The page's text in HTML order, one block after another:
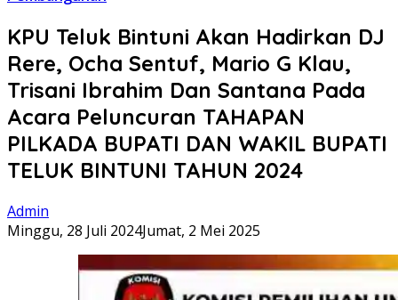
KPU Teluk Bintuni Akan Hadirkan DJ
Rere, Ocha Sentuf, Mario G Klau,
Trisani Ibrahim Dan Santana Pada
Acara Peluncuran TAHAPAN
PILKADA BUPATI DAN WAKIL BUPATI
TELUK BINTUNI TAHUN 2024
Admin
Minggu, 28 Juli 2024Jumat, 2 Mei 2025